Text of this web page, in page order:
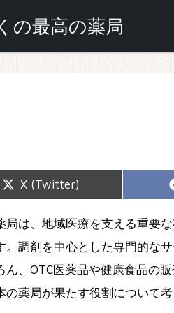
Share
X (Twitter)
局は、地域医療を支える重要
。調剤を中心とした専門的な
ん、OTC医薬品や健康食品の
の薬局が果たす役割について考